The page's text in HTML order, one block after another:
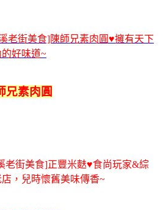
老街美食]陳師兄素肉圓♥擁有天下
好味道~
兄素肉圓
老街美食]正豐米麩♥食尚玩家&綜
，兒時懷舊美味傳香~